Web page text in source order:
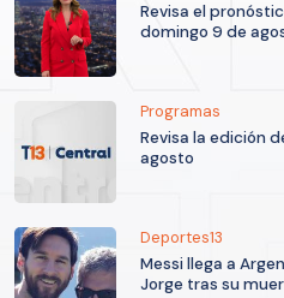
Revisa el
domingo 9 de
Programas
Revisa la edición
agosto
Deportes13
Messi llega a
Jorge tras su